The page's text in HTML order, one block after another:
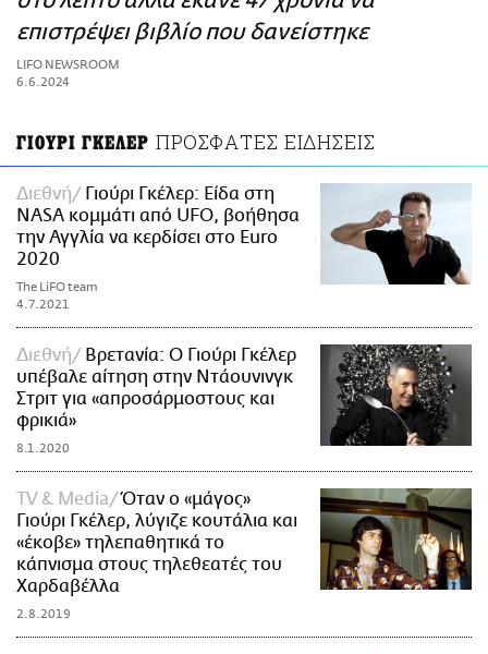
ΑΜΠΑ
PRINT
επιστρέψει βιβλίο που δανείστηκε
LIFO NEWSROOM
6.6.2024
ΓΙΟΥΡΙ ΓΚΕΛΕΡ ΠΡΟΣΦΑΤΕΣ ΕΙΔΗΣΕΙΣ
Διεθνή
Γιούρι Γκέλερ: Είδα στη
NASA κομμάτι από UFO, βοήθησα
την Αγγλία να κερδίσει στο Euro
2020
The LiFO team
4.7.2021
Διεθνή
Βρετανία: Ο Γιούρι Γκέλερ
υπέβαλε αίτηση στην Ντάουνινγκ
Στριτ για «απροσάρμοστους και
φρικιά»
8.1.2020
TV & Media
Όταν ο «μάγος»
Γιούρι Γκέλερ, λύγιζε κουτάλια και
«έκοβε» τηλεπαθητικά το
κάπνισμα στους τηλεθεατές του
Χαρδαβέλλα
2.8.2019